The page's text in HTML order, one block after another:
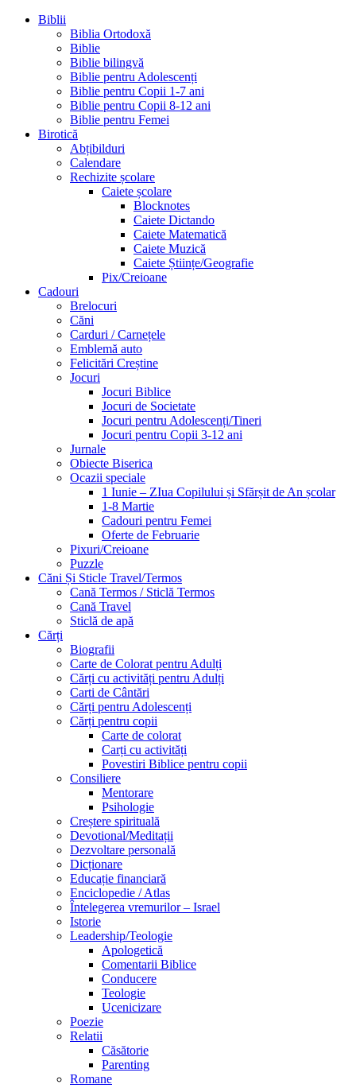
Biblii
Biblia Ortodoxă
Biblie
Biblie bilingvă
Biblie pentru Adolescenți
Biblie pentru Copii 1-7 ani
Biblie pentru Copii 8-12 ani
Biblie pentru Femei
Birotică
Abțibilduri
Calendare
Rechizite școlare
Caiete școlare
Blocknotes
Caiete Dictando
Caiete Matematică
Caiete Muzică
Caiete Științe/Geografie
Pix/Creioane
Cadouri
Brelocuri
Căni
Carduri / Carnețele
Emblemă auto
Felicitări Creștine
Jocuri
Jocuri Biblice
Jocuri de Societate
Jocuri pentru Adolescenți/Tineri
Jocuri pentru Copii 3-12 ani
Jurnale
Obiecte Biserica
Ocazii speciale
1 Iunie – ZIua Copilului și Sfărșit de An școlar
1-8 Martie
Cadouri pentru Femei
Oferte de Februarie
Pixuri/Creioane
Puzzle
Căni Și Sticle Travel/Termos
Cană Termos / Sticlă Termos
Cană Travel
Sticlă de apă
Cărți
Biografii
Carte de Colorat pentru Adulți
Cărți cu activități pentru Adulți
Carti de Cântări
Cărți pentru Adolescenți
Cărți pentru copii
Carte de colorat
Carți cu activități
Povestiri Biblice pentru copii
Consiliere
Mentorare
Psihologie
Creștere spirituală
Devotional/Meditații
Dezvoltare personală
Dicționare
Educație financiară
Enciclopedie / Atlas
Întelegerea vremurilor – Israel
Istorie
Leadership/Teologie
Apologetică
Comentarii Biblice
Conducere
Teologie
Ucenicizare
Poezie
Relatii
Căsătorie
Parenting
Romane